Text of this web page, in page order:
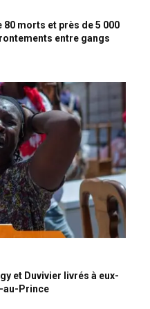
80 morts et près de 5 000
entre gangs
et Duvivier livrés à eux-
au-Prince